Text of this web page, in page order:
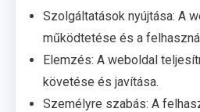
Szolgáltatások nyújtása: A
működtetése és a
Elemzés: A weboldal
követése és javítása.
Személyre szabás: A